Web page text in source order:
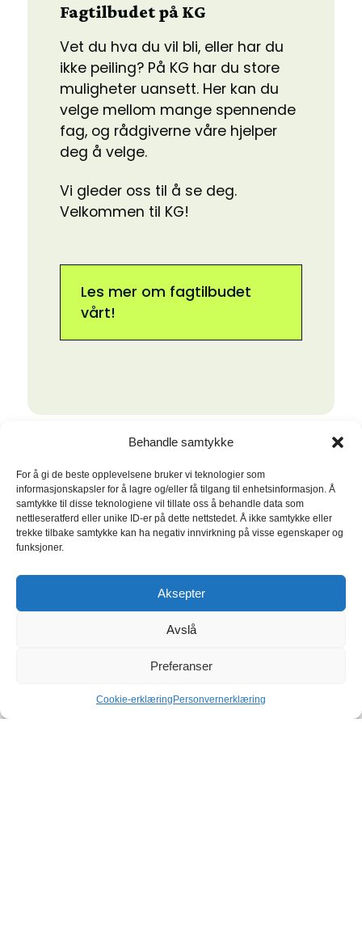
Behandle samtykke
For å gi de beste opplevelsene bruker vi teknologier som
informasjonskapsler for å lagre og/eller få tilgang til enhetsinformasjon. Å
samtykke til disse teknologiene vil tillate oss å behandle data som
nettleseratferd eller unike ID-er på dette nettstedet. Å ikke samtykke eller
trekke tilbake samtykke kan ha negativ innvirkning på visse egenskaper og
funksjoner.
Aksepter
Avslå
Preferanser
Cookie-erklæring Personvernerklæring
Fagtilbudet på KG
Vet du hva du vil bli, eller har du
ikke peiling? På KG har du store
muligheter uansett. Her kan du
velge mellom mange spennende
fag, og rådgiverne våre hjelper
deg å velge.
Vi gleder oss til å se deg.
Velkommen til KG!
Les mer om fagtilbudet
vårt!